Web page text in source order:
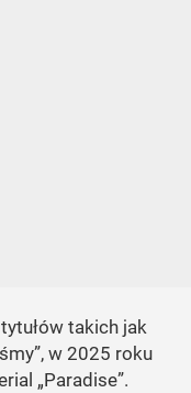
takich jak
w 2025 roku
„Paradise”.